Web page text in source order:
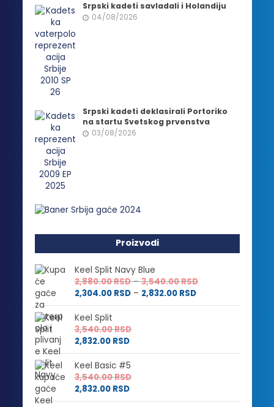
Srpski kadeti savladali i Holandiju
04/08/2026
Srpski kadeti deklasirali Portoriko
na startu Svetskog prvenstva
03/08/2026
Proizvodi
Keel Split Navy Blue
2,880.00RSD – 3,540.00RSDRaspon
od
2,304.00 RSD – 2,832.00 RSDRaspon
cena:
2,832.00 RSD
Keel Split
3,540.00RSD
2,832.00 RSD
Keel Basic #5
3,540.00RSD
2,832.00 RSD